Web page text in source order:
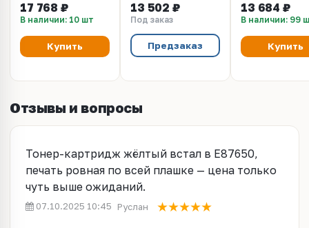
MFP E87640,
E87650, E87660
Drum Cartridge black
17 768 ₽
В наличии: 10 шт
Купить
черный (замена
W9050MC)
13 502 ₽
Под заказ
Предзаказ
LaserJet
MFP E87640,
E87650, E87660
Drum Cartridge
13 684 ₽
В наличии: 99
Купить
Отзывы и вопросы
Тонер-картридж жёлтый встал в E87650,
печать ровная по всей плашке — цена только
чуть выше ожиданий.
07.10.2025 10:45 Руслан